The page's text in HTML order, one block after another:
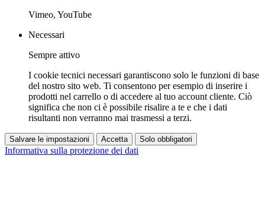
Vimeo, YouTube
Necessari
Sempre attivo
I cookie tecnici necessari garantiscono solo le funzioni di base
del nostro sito web. Ti consentono per esempio di inserire i
prodotti nel carrello o di accedere al tuo account cliente. Ciò
significa che non ci è possibile risalire a te e che i dati
risultanti non verranno mai trasmessi a terzi.
Salvare le impostazioni Accetta Solo obbligatori
Informativa sulla protezione dei dati